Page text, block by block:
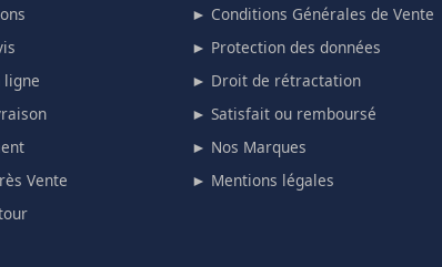
Vente
► Conditions Générales de Vente
► Protection des données
► Droit de rétractation
► Satisfait ou remboursé
► Nos Marques
► Mentions légales